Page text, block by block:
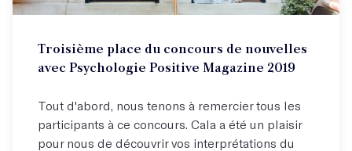
Troisième place du concours de nouvelles
avec Psychologie Positive Magazine 2019
Tout d'abord, nous tenons à remercier tous les
participants à ce concours. Cala a été un plaisir
pour nous de découvrir vos interprétations du